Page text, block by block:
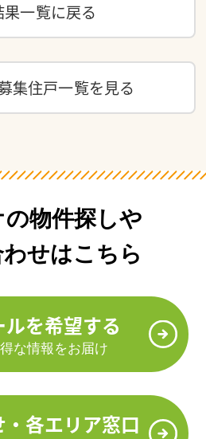
一覧に戻る
集住戸一覧を見る
物件探しや
せはこちら
を希望する
な情報をお届け
各エリア窓口